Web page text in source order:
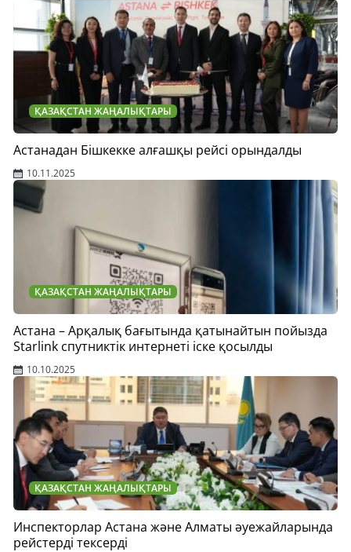
ҚАЗАҚСТАН ЖАҢАЛЫҚТАРЫ
Астанадан Бішкекке алғашқы рейсі орындалды
10.11.2025
ҚАЗАҚСТАН ЖАҢАЛЫҚТАРЫ
Астана – Арқалық бағытында қатынайтын пойызда
Starlink спутниктік интернеті іске қосылды
10.10.2025
ҚАЗАҚСТАН ЖАҢАЛЫҚТАРЫ
Инспекторлар Астана және Алматы әуежайларында
рейстерді тексерді